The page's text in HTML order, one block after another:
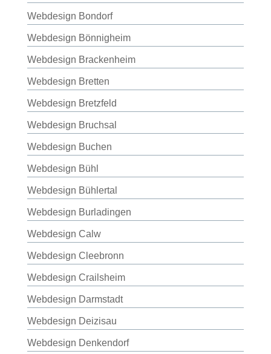
Webdesign Bondorf
Webdesign Bönnigheim
Webdesign Brackenheim
Webdesign Bretten
Webdesign Bretzfeld
Webdesign Bruchsal
Webdesign Buchen
Webdesign Bühl
Webdesign Bühlertal
Webdesign Burladingen
Webdesign Calw
Webdesign Cleebronn
Webdesign Crailsheim
Webdesign Darmstadt
Webdesign Deizisau
Webdesign Denkendorf